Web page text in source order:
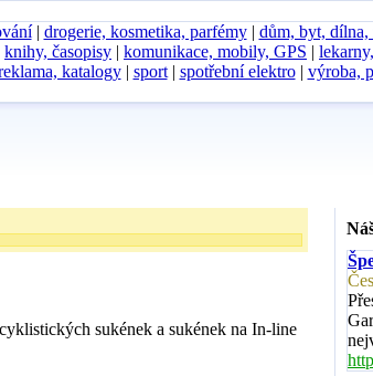
| drogerie, kosmetika, parfémy| dům, byt, dílna,
knihy, časopisy | komunikace, mobily, GPS |
katalogy| sport| spotřební elektro| výroba,
sukének a sukének na In-line